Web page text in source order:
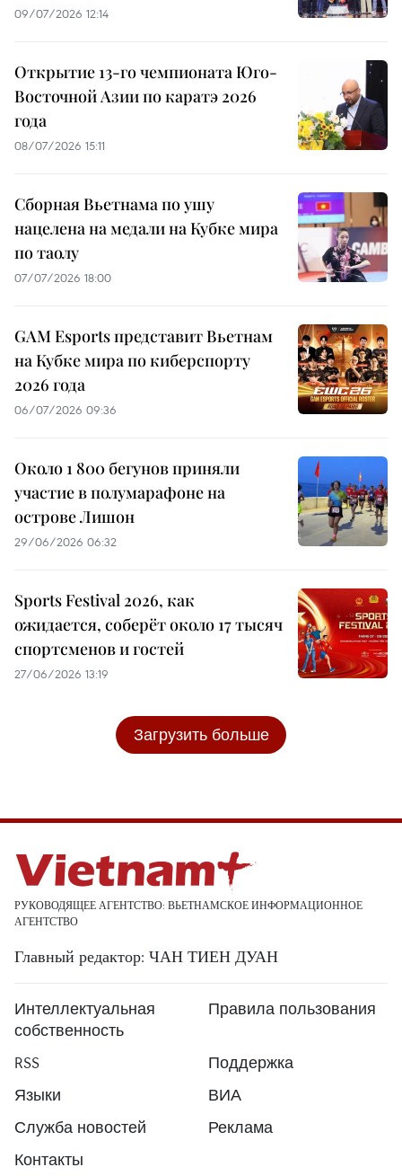
09/07/2026 12:14
Открытие 13-го чемпионата Юго-
Восточной Азии по каратэ 2026
года
08/07/2026 15:11
Сборная Вьетнама по ушу
нацелена на медали на Кубке мира
по таолу
07/07/2026 18:00
GAM Esports представит Вьетнам
на Кубке мира по киберспорту
2026 года
06/07/2026 09:36
Около 1 800 бегунов приняли
участие в полумарафоне на
острове Лишон
29/06/2026 06:32
Sports Festival 2026, как
ожидается, соберёт около 17 тысяч
спортсменов и гостей
27/06/2026 13:19
Загрузить больше
РУКОВОДЯЩЕЕ АГЕНТСТВО: ВЬЕТНАМСКОЕ ИНФОРМАЦИОННОЕ
АГЕНТСТВО
Главный редактор: ЧАН ТИЕН ДУАН
Интеллектуальная
собственность
Правила пользования
RSS
Поддержка
Языки
ВИА
Служба новостей
Реклама
Контакты